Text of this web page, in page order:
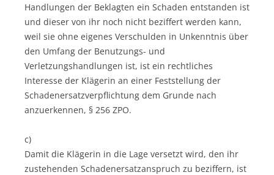
Handlungen der Beklagten ein Schaden entstanden ist
und dieser von ihr noch nicht beziffert werden kann,
weil sie ohne eigenes Verschulden in Unkenntnis über
den Umfang der Benutzungs- und
Verletzungshandlungen ist, ist ein rechtliches
Interesse der Klägerin an einer Feststellung der
Schadenersatzverpflichtung dem Grunde nach
anzuerkennen, § 256 ZPO.
c)
Damit die Klägerin in die Lage versetzt wird, den ihr
zustehenden Schadenersatzanspruch zu beziffern, ist